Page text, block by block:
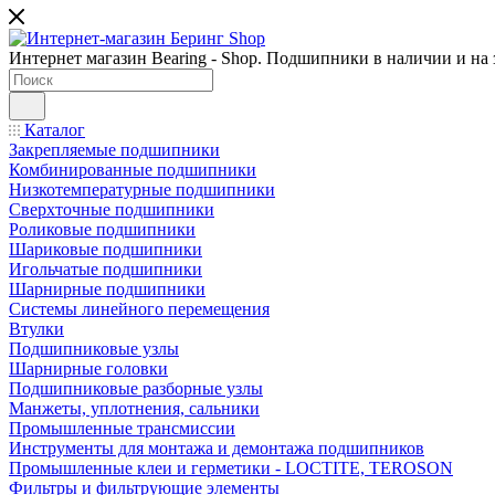
Интернет магазин Bearing - Shop. Подшипники в наличии и на
Каталог
Закрепляемые подшипники
Комбинированные подшипники
Низкотемпературные подшипники
Сверхточные подшипники
Роликовые подшипники
Шариковые подшипники
Игольчатые подшипники
Шарнирные подшипники
Системы линейного перемещения
Втулки
Подшипниковые узлы
Шарнирные головки
Подшипниковые разборные узлы
Манжеты, уплотнения, сальники
Промышленные трансмиссии
Инструменты для монтажа и демонтажа подшипников
Промышленные клеи и герметики - LOCTITE, TEROSON
Фильтры и фильтрующие элементы